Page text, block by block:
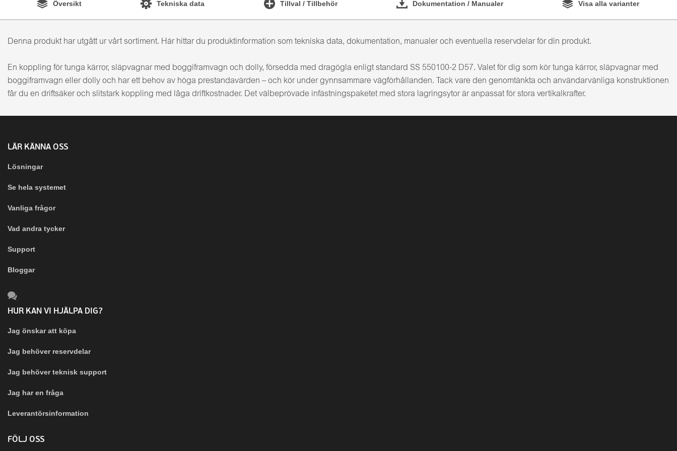
Översikt Tekniska data Tillval / Tillbehör Dokumentation / Manualer Visa alla varianter
Denna produkt har utgått ur vårt sortiment. Här hittar du produktinformation som tekniska data, dokumentation, manualer och eventuella reservdelar för din produkt.
En koppling för tunga kärror, släpvagnar med boggiframvagn och dolly, försedda med dragögla enligt standard SS 550100-2 D57. Valet för dig som kör tunga kärror, släpvagnar med
boggiframvagn eller dolly och har ett behov av höga prestandavärden – och kör under gynnsammare vägförhållanden. Tack vare den genomtänkta och användarvänliga konstruktionen
får du en driftsäker och slitstark koppling med låga driftkostnader. Det välbeprövade infästningspaketet med stora lagringsytor är anpassat för stora vertikalkrafter.
LÄR KÄNNA OSS
Lösningar
Se hela systemet
Vanliga frågor
Vad andra tycker
Support
Bloggar
HUR KAN VI HJÄLPA DIG?
Jag önskar att köpa
Jag behöver reservdelar
Jag behöver teknisk support
Jag har en fråga
Leverantörsinformation
FÖLJ OSS